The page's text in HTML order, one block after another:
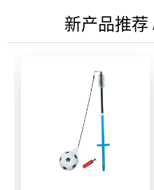
新产品推荐